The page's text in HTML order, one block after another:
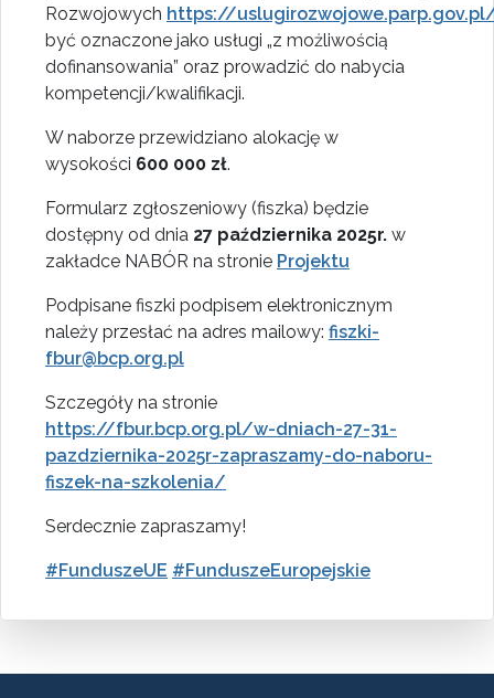
Rozwojowych https://
być oznaczone jako usługi „z możliwością
dofinansowania” oraz prowadzić do nabycia
kompetencji/kwalifikacji.
W naborze przewidziano alokację w
wysokości 600 000 zł.
Formularz zgłoszeniowy (fiszka) będzie
dostępny od dnia 27 października 2025r. w
zakładce NABÓR na stronie Projektu
Podpisane fiszki podpisem elektronicznym
należy przesłać na adres mailowy: fiszki-
fbur@bcp.org.pl
Szczegóły na stronie
https://fbur.bcp.org.pl/w-dniach-27-31-
pazdziernika-2025r-zapraszamy-do-naboru-
fiszek-na-szkolenia/
Serdecznie zapraszamy!
#FunduszeUE #FunduszeEuropejskie